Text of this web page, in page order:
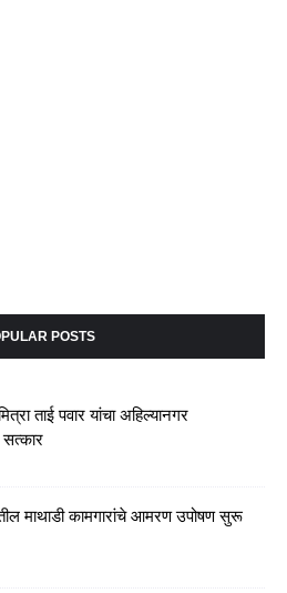
POSTS
ताई पवार यांचा अहिल्यानगर
माथाडी कामगारांचे आमरण उपोषण सुरू